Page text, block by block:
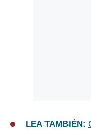
LEA TAMBIÉN: